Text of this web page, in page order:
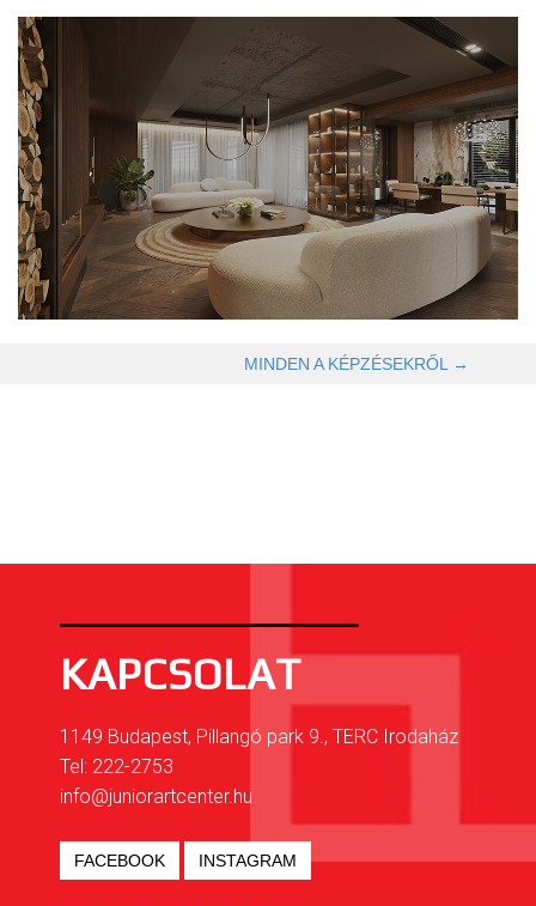
MINDEN A KÉPZÉSEKRŐL →
KAPCSOLAT
1149 Budapest, Pillangó park 9., TERC Irodaház
Tel: 222-2753
info@juniorartcenter.hu
FACEBOOK INSTAGRAM